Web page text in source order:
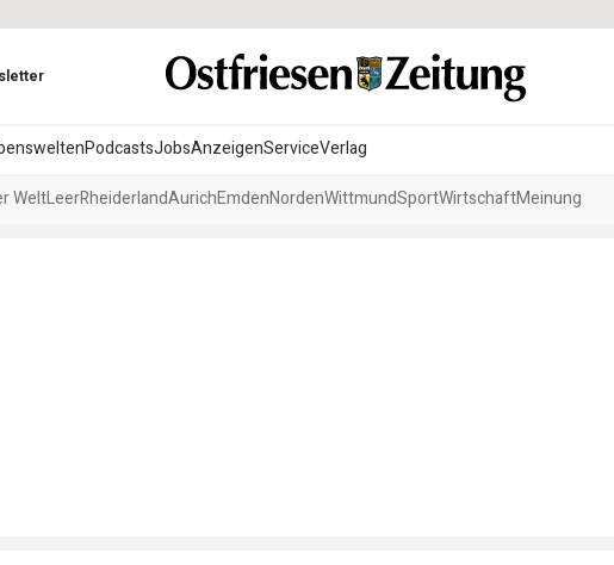
PodcastsJobsAnzeigenServiceVerlag
WeltLeerRheiderlandAurichEmdenNordenWittmundSportWirtschaftMeinung